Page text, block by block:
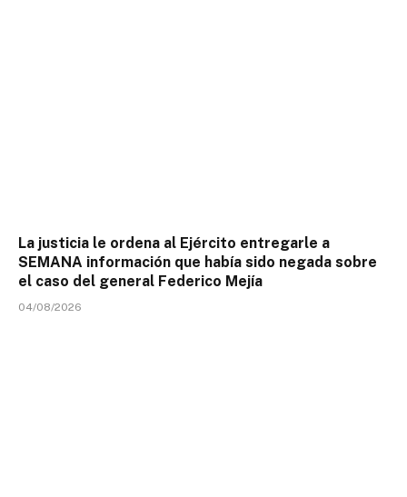
La justicia le ordena al Ejército entregarle a
SEMANA información que había sido negada sobre
el caso del general Federico Mejía
04/08/2026